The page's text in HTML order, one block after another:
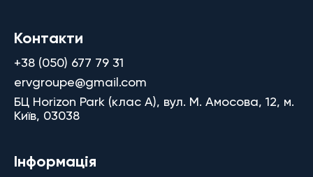
Контакти
+38 (050) 677 79 31
ervgroupe@gmail.com
БЦ Horizon Park (клас A), вул. М. Амосова, 12, м.
Київ, 03038
Інформація